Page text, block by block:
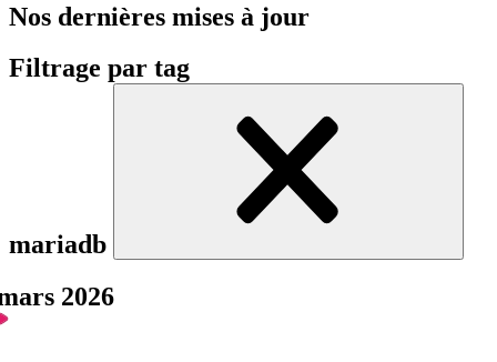
Nos dernières mises à jour
Filtrage par tag
mariadb
2026